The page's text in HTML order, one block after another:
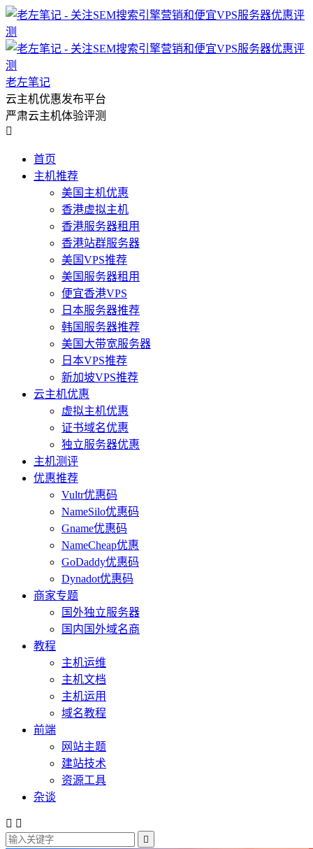
老左笔记
云主机优惠发布平台
严肃云主机体验评测

首页
主机推荐
美国主机优惠
香港虚拟主机
香港服务器租用
香港站群服务器
美国VPS推荐
美国服务器租用
便宜香港VPS
日本服务器推荐
韩国服务器推荐
美国大带宽服务器
日本VPS推荐
新加坡VPS推荐
云主机优惠
虚拟主机优惠
证书域名优惠
独立服务器优惠
主机测评
优惠推荐
Vultr优惠码
NameSilo优惠码
Gname优惠码
NameCheap优惠
GoDaddy优惠码
Dynadot优惠码
商家专题
国外独立服务器
国内国外域名商
教程
主机运维
主机文档
主机运用
域名教程
前端
网站主题
建站技术
资源工具
杂谈
 
